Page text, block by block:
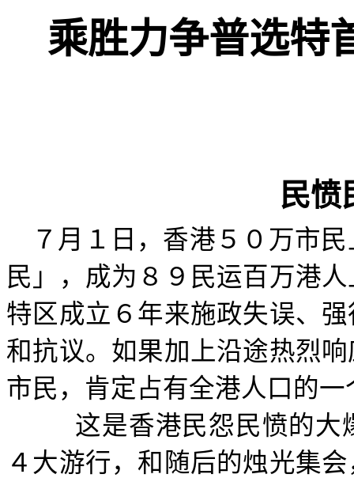
乘胜力争普选特
民愤
７月１日，香港５０万市
民」，成为８９民运百万港
特区成立６年来施政失误、
和抗议。如果加上沿途热烈
市民，肯定占有全港人口的
这是香港民怨民愤的大
４大游行，和随后的烛光集